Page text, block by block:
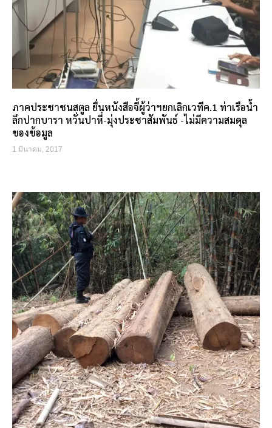
ภาคประชาชนสตูล ยื่นหนังสือจี้ผู้ว่าฯยกเลิกเวทีค.1 ท่าเรือน้ำ
ลึกปากบารา หวั่นปาหี่-มุ่งประชาสัมพันธ์ -ไม่มีความสมดุล
ของข้อมูล
1 มีนาคม, 2017